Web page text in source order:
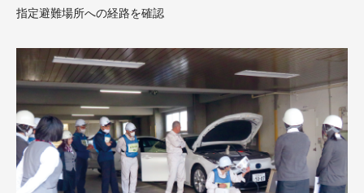
指定避難場所への経路を確認